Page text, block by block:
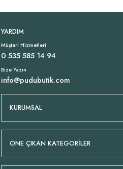
1.549,00 TL
2.249,00 TL
YENI
Çicek Desen Likralı İtalyan Pantolon Pembe
YARDIM
Müşteri Hizmetleri
0 535 585 14 94
Bize Yazın
info@pudubutik.com
KURUMSAL
ÖNE ÇIKAN KATEGORİLER